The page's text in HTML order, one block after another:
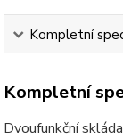
Kompletní
Kompletní
Dvoufunkční